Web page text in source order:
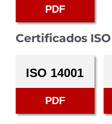
PDF
Certificados ISO
ISO 14001
PDF